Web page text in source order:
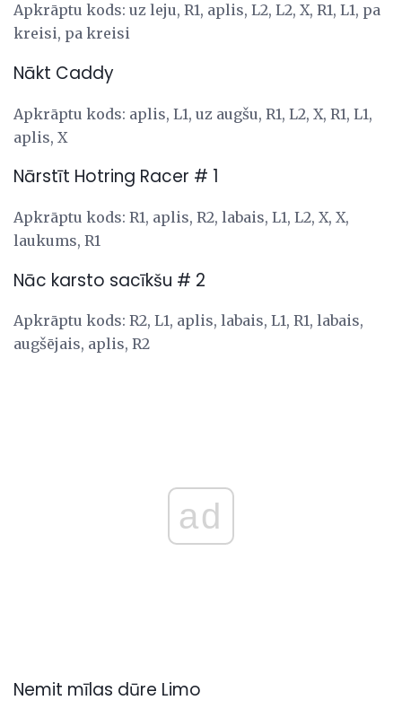
Apkrāptu kods: uz leju, R1, aplis, L2, L2, X, R1, L1, pa
kreisi, pa kreisi
Nākt Caddy
Apkrāptu kods: aplis, L1, uz augšu, R1, L2, X, R1, L1,
aplis, X
Nārstīt Hotring Racer # 1
Apkrāptu kods: R1, aplis, R2, labais, L1, L2, X, X,
laukums, R1
Nāc karsto sacīkšu # 2
Apkrāptu kods: R2, L1, aplis, labais, L1, R1, labais,
augšējais, aplis, R2
ad
Nemit mīlas dūre Limo